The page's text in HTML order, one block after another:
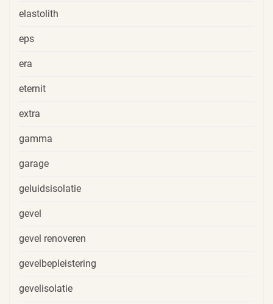
elastolith
eps
era
eternit
extra
gamma
garage
geluidsisolatie
gevel
gevel renoveren
gevelbepleistering
gevelisolatie